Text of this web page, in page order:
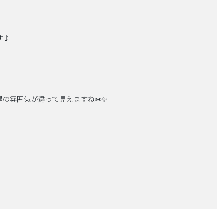
♪
雰囲気が違って見えますね👀✨